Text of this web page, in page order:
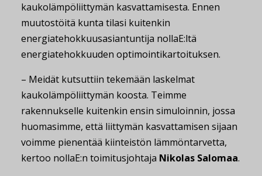
kaukolämpöliittymän kasvattamisesta. Ennen
muutostöitä kunta tilasi kuitenkin
energiatehokkuusasiantuntija nollaE:ltä
energiatehokkuuden optimointikartoituksen.
– Meidät kutsuttiin tekemään laskelmat
kaukolämpöliittymän koosta. Teimme
rakennukselle kuitenkin ensin simuloinnin, jossa
huomasimme, että liittymän kasvattamisen sijaan
voimme pienentää kiinteistön lämmöntarvetta,
kertoo nollaE:n toimitusjohtaja Nikolas Salomaa.